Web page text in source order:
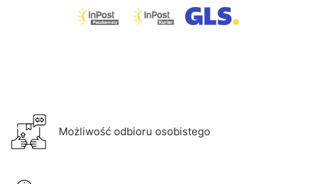
Możliwość odbioru osobistego